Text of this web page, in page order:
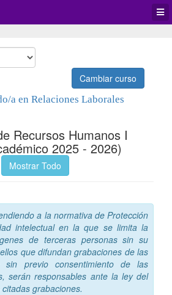
Cambiar curso
a en Relaciones Laborales
Recursos Humanos I
2025 - 2026)
Mostrar Todo
a la normativa de Protección
intelectual en la que se limita la
de terceras personas sin su
que difundan grabaciones de las
sin previo consentimiento de las
serán responsables ante la ley del
grabaciones.